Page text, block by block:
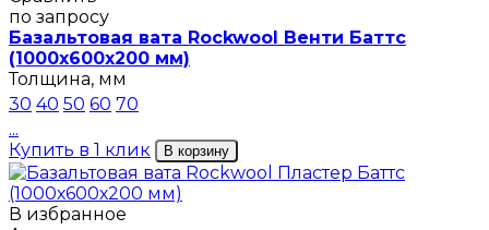
по запросу
Базальтовая вата Rockwool Венти Баттс
(1000х600х200 мм)
Толщина, мм
30 40 50 60 70
...
Купить в 1 клик
В корзину
В избранное